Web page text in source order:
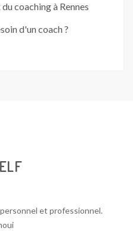
coaching à Rennes
d'un coach ?
et professionnel.